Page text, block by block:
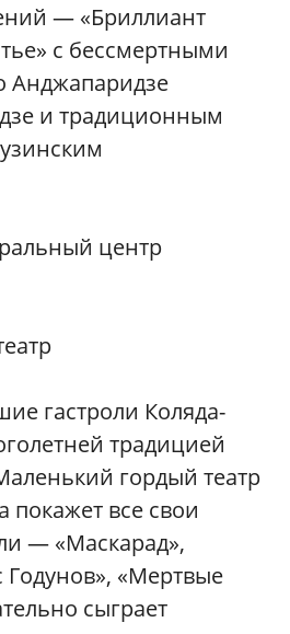
— «Бриллиант
с бессмертными
Анджапаридзе
и традиционным
центр
гастроли Коляда-
традицией
гордый театр
покажет все свои
— «Маскарад»,
Годунов», «Мертвые
сыграет